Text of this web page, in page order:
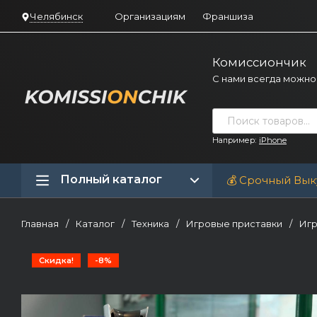
Челябинск Организациям Франшиза
Комиссиончик
С нами всегда
Например: iPhone
Полный каталог 💰 Срочный
Главная / Каталог / Техника / Игровые приставки /
Скидка! -8%